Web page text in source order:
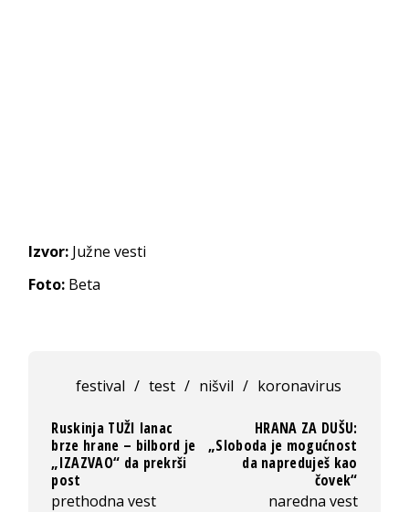
Izvor: Južne vesti
Foto: Beta
festival / test / nišvil / koronavirus
Ruskinja TUŽI lanac
brze hrane – bilbord je
„IZAZVAO“ da prekrši
post
prethodna vest
HRANA ZA DUŠU:
„Sloboda je mogućnost
da napreduješ kao
čovek“
naredna vest